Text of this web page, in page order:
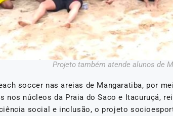
Projeto também atende alunos de
soccer nas areias de Mangaratiba, por
nos núcleos da Praia do Saco e Itacuruçá,
social e inclusão, o projeto